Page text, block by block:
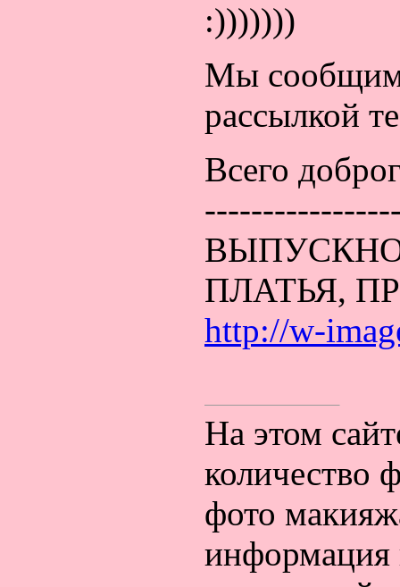
:)))))))
Мы сообщим
рассылкой
Всего
ПЛАТЬЯ,
http://w-
На этом
количество
фото
информация